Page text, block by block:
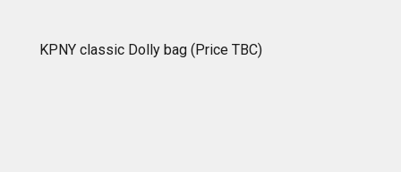
KPNY classic Dolly bag (Price TBC)